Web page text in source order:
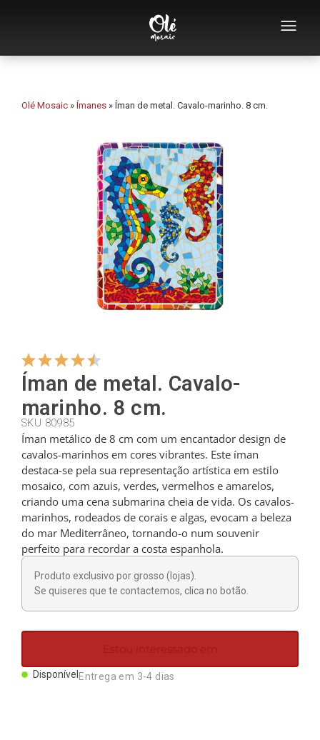
Quem somos
Catálogo de lembranças
Abridores
Chávenas
Tigelas
Cabides
Cortadores
Colheres de chá
Conchas
Dedais
Ímanes
Olé Mosaic » Ímanes » Íman de metal. Cavalo-marinho. 8 cm.
Íman de metal. Cavalo-
marinho. 8 cm.
SKU 80985
Íman metálico de 8 cm com um encantador design de
cavalos-marinhos em cores vibrantes. Este íman
destaca-se pela sua representação artística em estilo
mosaico, com azuis, verdes, vermelhos e amarelos,
criando uma cena submarina cheia de vida. Os cavalos-
marinhos, rodeados de corais e algas, evocam a beleza
do mar Mediterrâneo, tornando-o num souvenir
perfeito para recordar a costa espanhola.
Produto exclusivo por grosso (lojas).
Se quiseres que te contactemos, clica no botão.
Estou interessado em
Disponível Entrega em 3-4 dias